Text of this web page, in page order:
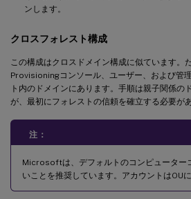
ンします。
クロスフォレスト構成
この構成はクロスドメイン構成に似ています。
Provisioningコンソール、ユーザー、および管
ト内のドメインにあります。手順は親子関係の
が、最初にフォレストの信頼を確立する必要が
注：
Microsoftは、デフォルトのコンピューター
いことを推奨しています。アカウントはOU